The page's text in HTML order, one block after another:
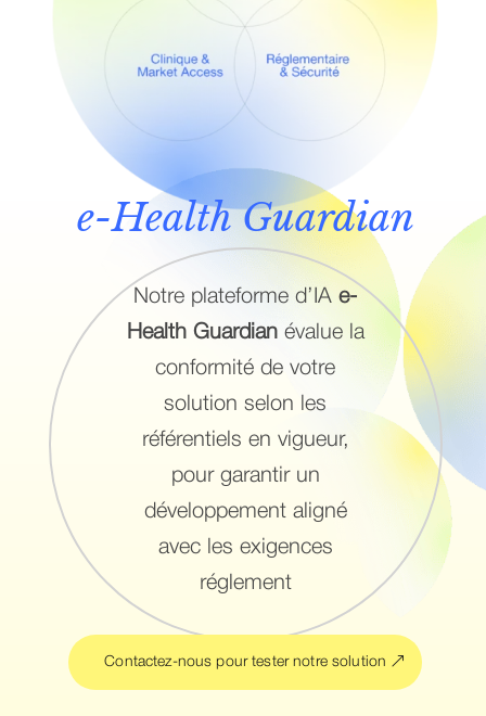
e-Health Guardian
Notre plateforme d’IAe-
Health Guardianévalue la
conformité de votre
solution selon les
référentiels en vigueur,
pour garantir un
développement aligné
avec les exigences
réglement
Contactez-nous pour tester notre solution